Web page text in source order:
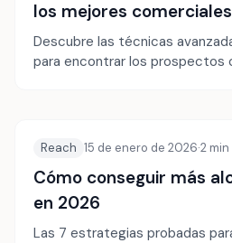
los mejores
comparten
Descubre las técnicas
para encontrar los
Reach 15 de enero de 2026·2
Cómo conseguir más
en 2026
Las 7 estrategias probadas